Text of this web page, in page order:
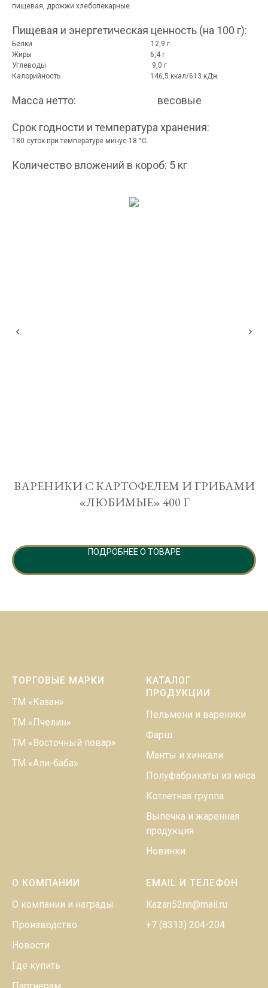
пищевая, дрожжи хлебопекарные.
Пищевая и энергетическая ценность (на 100 г):
Белки 12,9 г
Жиры 6,4 г
Углеводы 9,0 г
Калорийность 146,5 ккал/613 кДж
Масса нетто: весовые
Срок годности и температура хранения:
180 суток при температуре минус 18 °C.
Количество вложений в короб: 5 кг
ВАРЕНИКИ С КАРТОФЕЛЕМ И ГРИБАМИ
«ЛЮБИМЫЕ» 400 Г
ПОДРОБНЕЕ О ТОВАРЕ
ТОРГОВЫЕ МАРКИ
ТМ «Казан»
ТМ «Пчелин»
ТМ «Восточный повар»
ТМ «Али-баба»
КАТАЛОГ
ПРОДУКЦИИ
Пельмени и вареники
Фарш
Манты и хинкали
Полуфабрикаты из мяса
Котлетная группа
Выпечка и жаренная
продукция
Новинки
О КОМПАНИИ
О компании и награды
Производство
Новости
Где купить
EMAIL И ТЕЛЕФОН
Kazan52nn@mail.ru
+7 (8313) 204-204